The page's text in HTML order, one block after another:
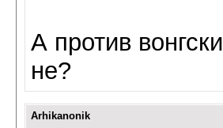
А против
не?
Arhikanonik